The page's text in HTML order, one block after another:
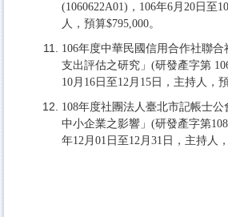
(1060622A01)，106年6月20日至
人，預算$795,000。
106年度中華民國信用合作社聯
支出評估之研究」(研發產字第
10月16日至12月15日，主持人，預
108年度社團法人臺北市記帳士
中小企業之影響」(研發產字第
年12月01日至12月31日，主持人，